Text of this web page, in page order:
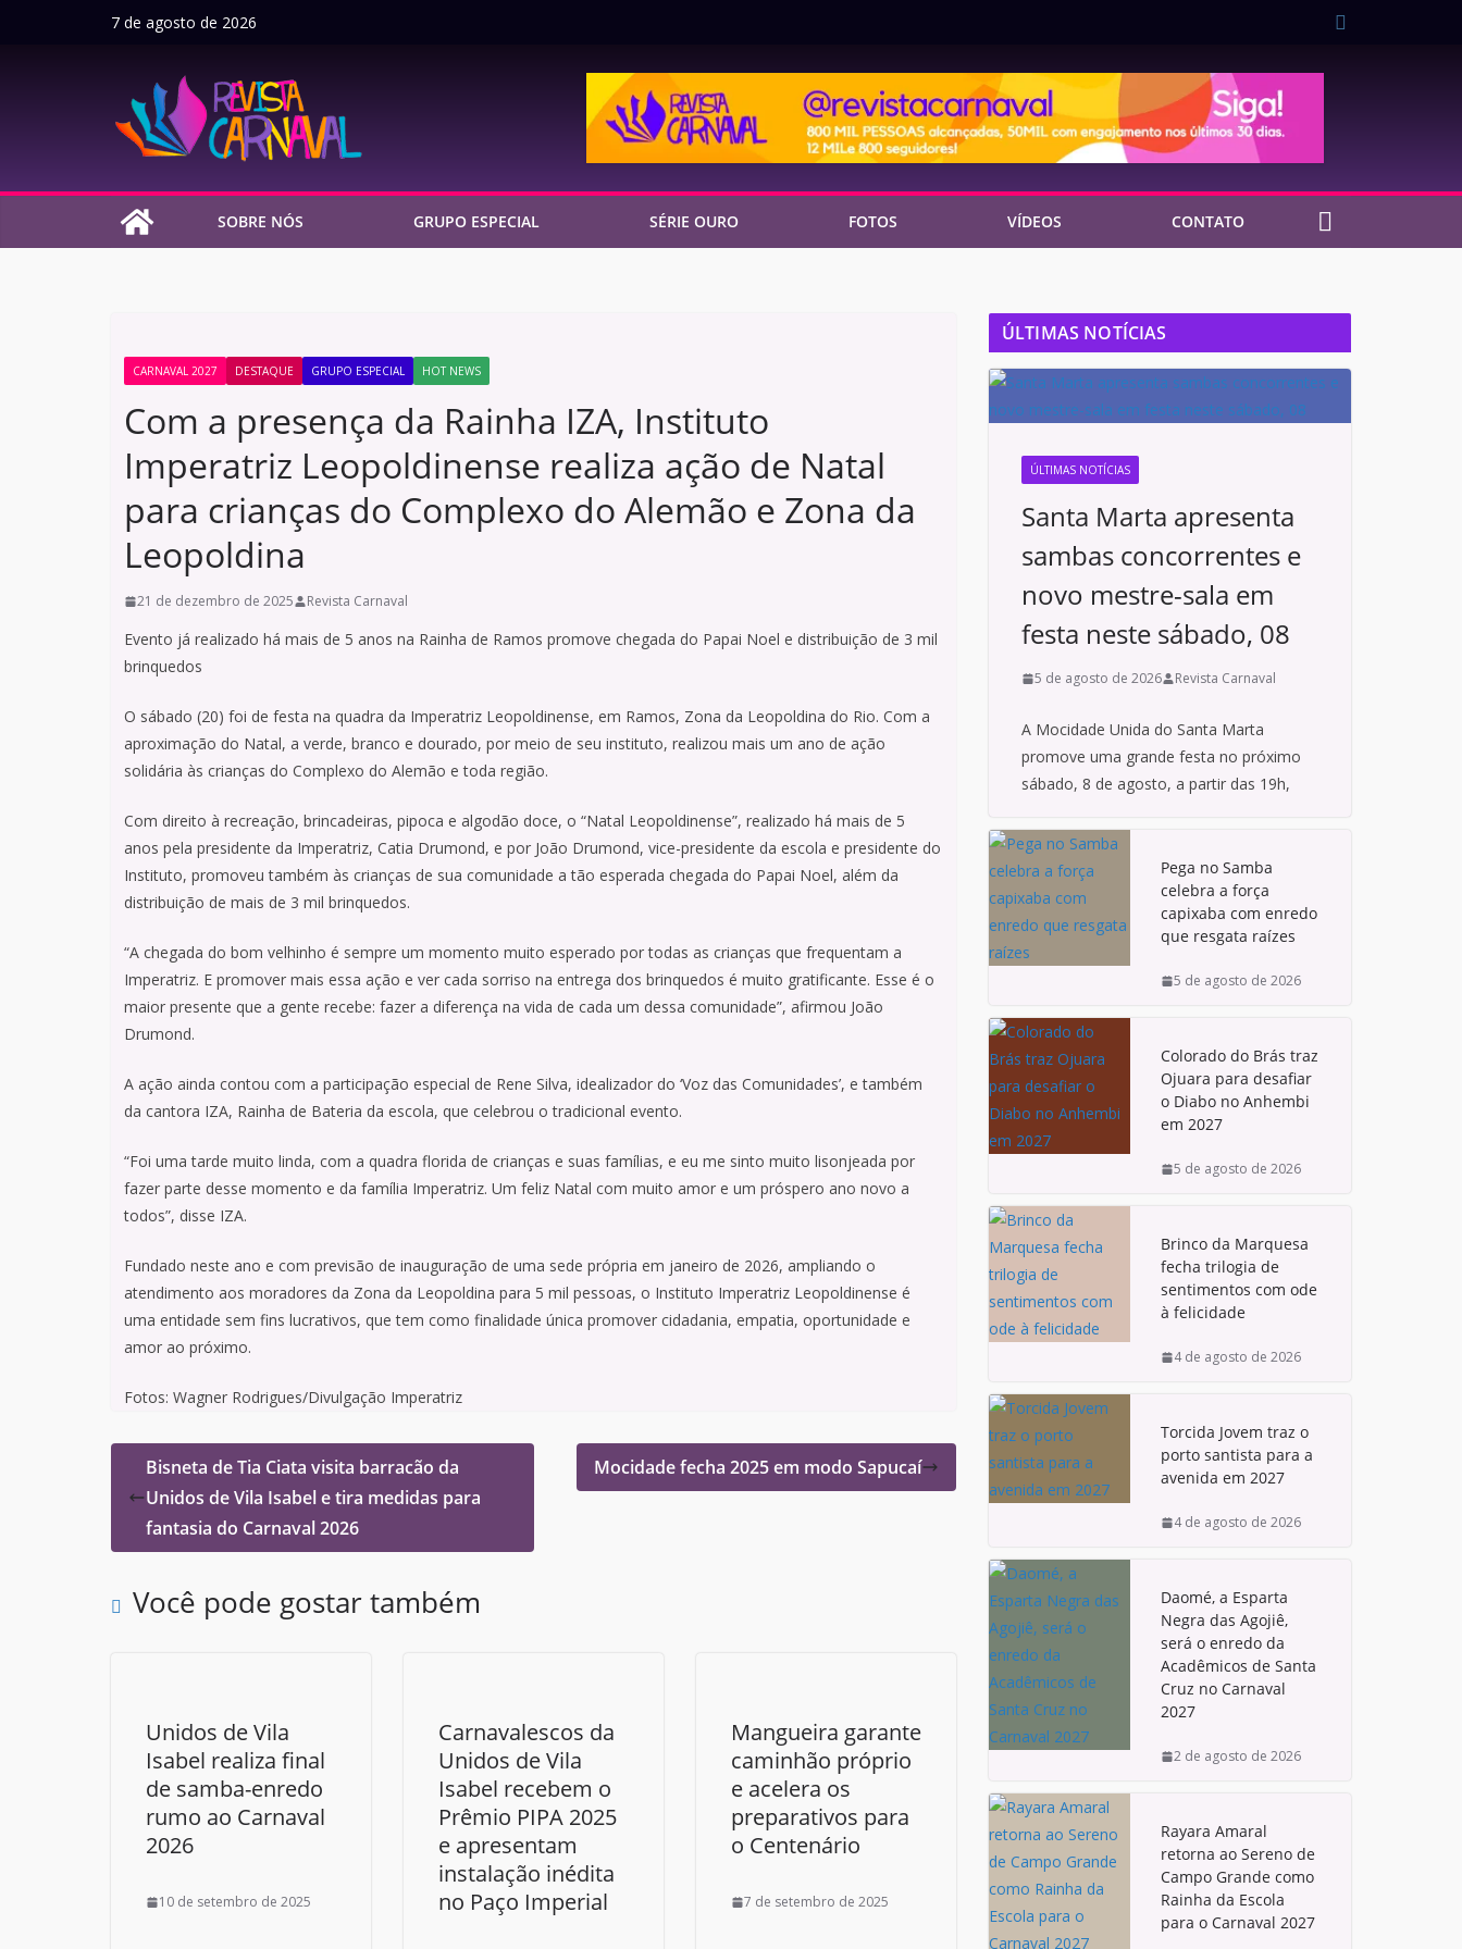
7 de agosto de 2026
SOBRE NÓS GRUPO ESPECIAL SÉRIE OURO FOTOS VÍDEOS CONTATO
CARNAVAL 2027 DESTAQUE GRUPO ESPECIAL HOT NEWS
Com a presença da Rainha IZA, Instituto
Imperatriz Leopoldinense realiza ação de Natal
para crianças do Complexo do Alemão e Zona da
Leopoldina
21 de dezembro de 2025 Revista Carnaval
Evento já realizado há mais de 5 anos na Rainha de Ramos promove chegada do Papai Noel e distribuição de 3 mil
brinquedos
O sábado (20) foi de festa na quadra da Imperatriz Leopoldinense, em Ramos, Zona da Leopoldina do Rio. Com a
aproximação do Natal, a verde, branco e dourado, por meio de seu instituto, realizou mais um ano de ação
solidária às crianças do Complexo do Alemão e toda região.
Com direito à recreação, brincadeiras, pipoca e algodão doce, o “Natal Leopoldinense”, realizado há mais de 5
anos pela presidente da Imperatriz, Catia Drumond, e por João Drumond, vice-presidente da escola e presidente do
Instituto, promoveu também às crianças de sua comunidade a tão esperada chegada do Papai Noel, além da
distribuição de mais de 3 mil brinquedos.
“A chegada do bom velhinho é sempre um momento muito esperado por todas as crianças que frequentam a
Imperatriz. E promover mais essa ação e ver cada sorriso na entrega dos brinquedos é muito gratificante. Esse é o
maior presente que a gente recebe: fazer a diferença na vida de cada um dessa comunidade”, afirmou João
Drumond.
A ação ainda contou com a participação especial de Rene Silva, idealizador do ‘Voz das Comunidades’, e também
da cantora IZA, Rainha de Bateria da escola, que celebrou o tradicional evento.
“Foi uma tarde muito linda, com a quadra florida de crianças e suas famílias, e eu me sinto muito lisonjeada por
fazer parte desse momento e da família Imperatriz. Um feliz Natal com muito amor e um próspero ano novo a
todos”, disse IZA.
Fundado neste ano e com previsão de inauguração de uma sede própria em janeiro de 2026, ampliando o
atendimento aos moradores da Zona da Leopoldina para 5 mil pessoas, o Instituto Imperatriz Leopoldinense é
uma entidade sem fins lucrativos, que tem como finalidade única promover cidadania, empatia, oportunidade e
amor ao próximo.
Fotos: Wagner Rodrigues/Divulgação Imperatriz
Bisneta de Tia Ciata visita barracão da
Unidos de Vila Isabel e tira medidas para
fantasia do Carnaval 2026
Mocidade fecha 2025 em modo Sapucaí
Você pode gostar também
Unidos de Vila
Isabel realiza final
de samba-enredo
rumo ao Carnaval
2026
10 de setembro de 2025
Carnavalescos da
Unidos de Vila
Isabel recebem o
Prêmio PIPA 2025
e apresentam
instalação inédita
no Paço Imperial
Mangueira garante
caminhão próprio
e acelera os
preparativos para
o Centenário
7 de setembro de 2025
ÚLTIMAS NOTÍCIAS
ÚLTIMAS NOTÍCIAS
Santa Marta apresenta
sambas concorrentes e
novo mestre-sala em
festa neste sábado, 08
5 de agosto de 2026 Revista Carnaval
A Mocidade Unida do Santa Marta
promove uma grande festa no próximo
sábado, 8 de agosto, a partir das 19h,
Pega no Samba
celebra a força
capixaba com enredo
que resgata raízes
5 de agosto de 2026
Colorado do Brás traz
Ojuara para desafiar
o Diabo no Anhembi
em 2027
5 de agosto de 2026
Brinco da Marquesa
fecha trilogia de
sentimentos com ode
à felicidade
4 de agosto de 2026
Torcida Jovem traz o
porto santista para a
avenida em 2027
4 de agosto de 2026
Daomé, a Esparta
Negra das Agojiê,
será o enredo da
Acadêmicos de Santa
Cruz no Carnaval
2027
2 de agosto de 2026
Rayara Amaral
retorna ao Sereno de
Campo Grande como
Rainha da Escola
para o Carnaval 2027